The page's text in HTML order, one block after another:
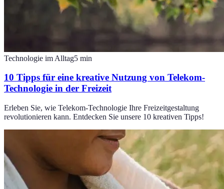
Technologie im Alltag5 min
10 Tipps für eine kreative Nutzung von Telekom-
Technologie in der Freizeit
Erleben Sie, wie Telekom-Technologie Ihre Freizeitgestaltung
revolutionieren kann. Entdecken Sie unsere 10 kreativen Tipps!